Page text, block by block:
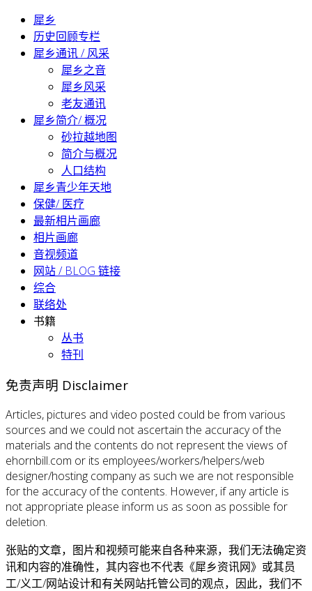
犀乡
历史回顾专栏
犀乡通讯 / 风采
犀乡之音
犀乡风采
老友通讯
犀乡简介/ 概况
砂拉越地图
简介与概况
人口结构
犀乡青少年天地
保健/ 医疗
最新相片画廊
相片画廊
音视频道
网站 / BLOG 链接
综合
联络处
书籍
丛书
特刊
免责声明 Disclaimer
Articles, pictures and video posted could be from various
sources and we could not ascertain the accuracy of the
materials and the contents do not represent the views of
ehornbill.com or its employees/workers/helpers/web
designer/hosting company as such we are not responsible
for the accuracy of the contents. However, if any article is
not appropriate please inform us as soon as possible for
deletion.
张贴的文章，图片和视频可能来自各种来源，我们无法确定资
讯和内容的准确性，其内容也不代表《犀乡资讯网》或其员
工/义工/网站设计和有关网站托管公司的观点，因此，我们不